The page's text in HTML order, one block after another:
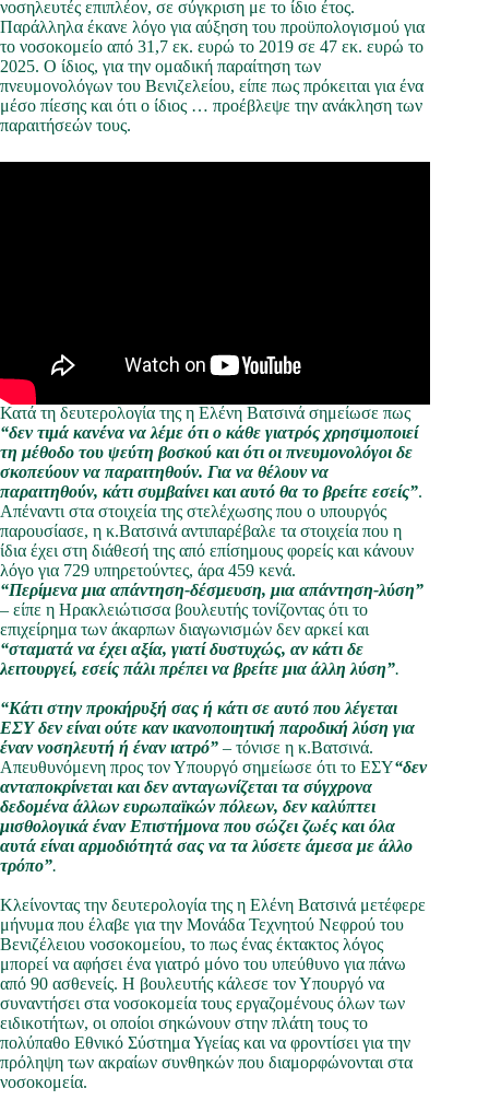
νοσηλευτές επιπλέον, σε σύγκριση με το ίδιο έτος.
Παράλληλα έκανε λόγο για αύξηση του προϋπολογισμού για
το νοσοκομείο από 31,7 εκ. ευρώ το 2019 σε 47 εκ. ευρώ το
2025. Ο ίδιος, για την ομαδική παραίτηση των
πνευμονολόγων του Βενιζελείου, είπε πως πρόκειται για ένα
μέσο πίεσης και ότι ο ίδιος … προέβλεψε την ανάκληση των
παραιτήσεών τους.
Κατά τη δευτερολογία της η Ελένη Βατσινά σημείωσε πως
“δεν τιμά κανένα να λέμε ότι ο κάθε γιατρός χρησιμοποιεί
τη μέθοδο του ψεύτη βοσκού και ότι οι πνευμονολόγοι δε
σκοπεύουν να παραιτηθούν. Για να θέλουν να
παραιτηθούν, κάτι συμβαίνει και αυτό θα το βρείτε εσείς”.
Απέναντι στα στοιχεία της στελέχωσης που ο υπουργός
παρουσίασε, η κ.Βατσινά αντιπαρέβαλε τα στοιχεία που η
ίδια έχει στη διάθεσή της από επίσημους φορείς και κάνουν
λόγο για 729 υπηρετούντες, άρα 459 κενά.
“Περίμενα μια απάντηση-δέσμευση, μια απάντηση-λύση”
– είπε η Ηρακλειώτισσα βουλευτής τονίζοντας ότι το
επιχείρημα των άκαρπων διαγωνισμών δεν αρκεί και
“σταματά να έχει αξία, γιατί δυστυχώς, αν κάτι δε
λειτουργεί, εσείς πάλι πρέπει να βρείτε μια άλλη λύση”.
“Κάτι στην προκήρυξή σας ή κάτι σε αυτό που λέγεται
ΕΣΥ δεν είναι ούτε καν ικανοποιητική παροδική λύση για
έναν νοσηλευτή ή έναν ιατρό” – τόνισε η κ.Βατσινά.
Απευθυνόμενη προς τον Υπουργό σημείωσε ότι το ΕΣΥ“δεν
ανταποκρίνεται και δεν ανταγωνίζεται τα σύγχρονα
δεδομένα άλλων ευρωπαϊκών πόλεων, δεν καλύπτει
μισθολογικά έναν Επιστήμονα που σώζει ζωές και όλα
αυτά είναι αρμοδιότητά σας να τα λύσετε άμεσα με άλλο
τρόπο”.
Κλείνοντας την δευτερολογία της η Ελένη Βατσινά μετέφερε
μήνυμα που έλαβε για την Μονάδα Τεχνητού Νεφρού του
Βενιζέλειου νοσοκομείου, το πως ένας έκτακτος λόγος
μπορεί να αφήσει ένα γιατρό μόνο του υπεύθυνο για πάνω
από 90 ασθενείς. Η βουλευτής κάλεσε τον Υπουργό να
συναντήσει στα νοσοκομεία τους εργαζομένους όλων των
ειδικοτήτων, οι οποίοι σηκώνουν στην πλάτη τους το
πολύπαθο Εθνικό Σύστημα Υγείας και να φροντίσει για την
πρόληψη των ακραίων συνθηκών που διαμορφώνονται στα
νοσοκομεία.